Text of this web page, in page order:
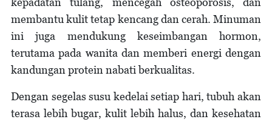
membantu kulit tetap kencang dan cerah. Minuman
ini juga mendukung keseimbangan hormon,
terutama pada wanita dan memberi energi dengan
kandungan protein nabati berkualitas.
Dengan segelas susu kedelai setiap hari, tubuh akan
terasa lebih bugar, kulit lebih halus, dan kesehatan